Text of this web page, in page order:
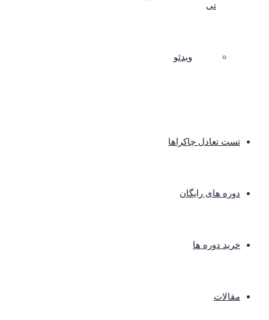
تی
ویدئو
تست تعادل چاکراها
دوره های رایگان
خرید دوره ها
مقالات